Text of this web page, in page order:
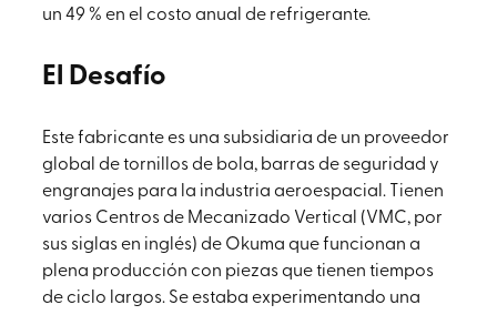
un 49 % en el costo anual de refrigerante.
El Desafío
Este fabricante es una subsidiaria de un proveedor
global de tornillos de bola, barras de seguridad y
engranajes para la industria aeroespacial. Tienen
varios Centros de Mecanizado Vertical (VMC, por
sus siglas en inglés) de Okuma que funcionan a
plena producción con piezas que tienen tiempos
de ciclo largos. Se estaba experimentando una